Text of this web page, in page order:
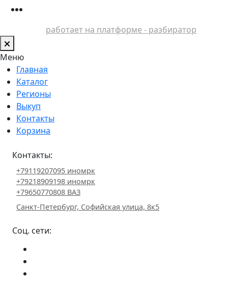
работает на платформе - разбиратор
Меню
Главная
Каталог
Регионы
Выкуп
Контакты
Корзина
Контакты:
+79119207095 иномрк
+79218909198 иномрк
+79650770808 ВАЗ
Санкт-Петербург, Софийская улица, 8к5
Соц. сети: